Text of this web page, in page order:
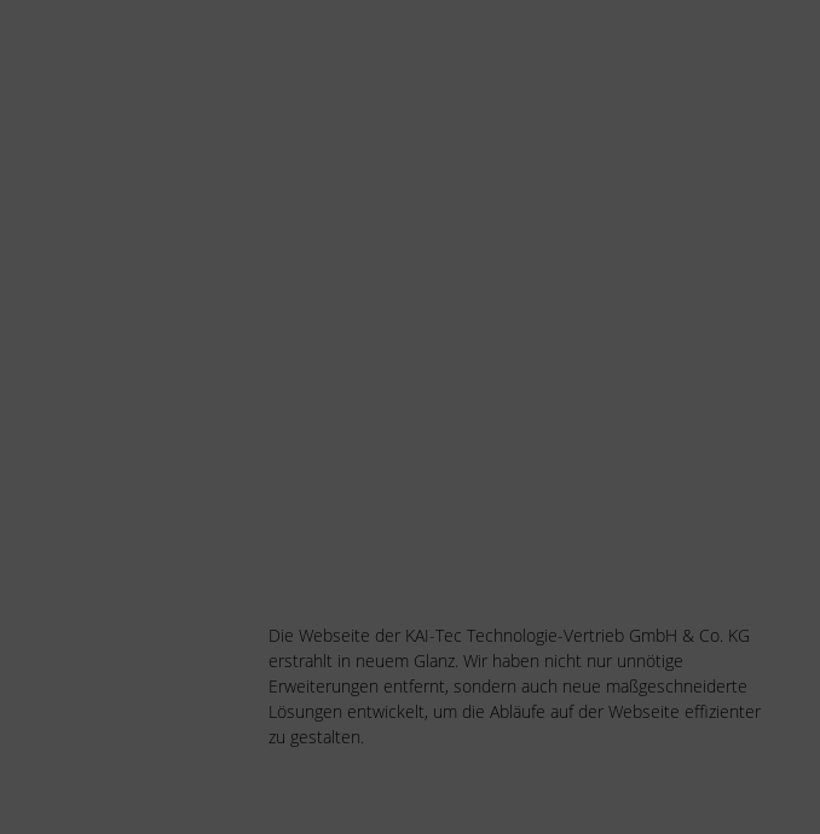
Die Webseite der KAI-Tec Technologie-Vertrieb GmbH & Co. KG
erstrahlt in neuem Glanz. Wir haben nicht nur unnötige
Erweiterungen entfernt, sondern auch neue maßgeschneiderte
Lösungen entwickelt, um die Abläufe auf der Webseite effizienter
zu gestalten.